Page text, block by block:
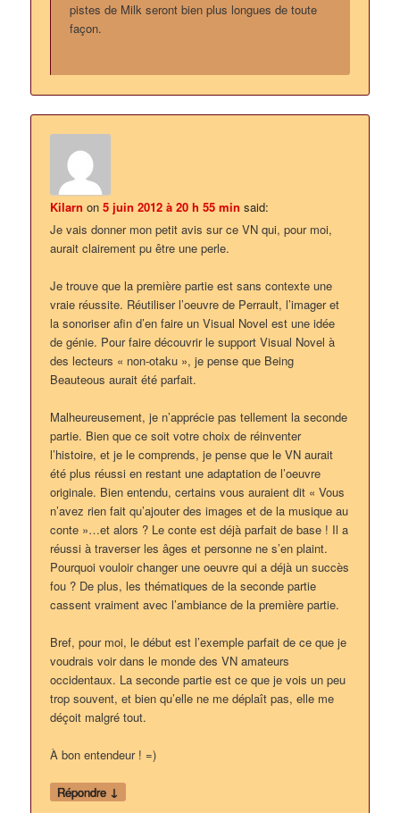
pistes de Milk seront bien plus longues de toute
façon.
Kilarn on5 juin 2012 à 20 h 55 min said:
Je vais donner mon petit avis sur ce VN qui, pour moi,
aurait clairement pu être une perle.
Je trouve que la première partie est sans contexte une
vraie réussite. Réutiliser l’oeuvre de Perrault, l’imager et
la sonoriser afin d’en faire un Visual Novel est une idée
de génie. Pour faire découvrir le support Visual Novel à
des lecteurs « non-otaku », je pense que Being
Beauteous aurait été parfait.
Malheureusement, je n’apprécie pas tellement la seconde
partie. Bien que ce soit votre choix de réinventer
l’histoire, et je le comprends, je pense que le VN aurait
été plus réussi en restant une adaptation de l’oeuvre
originale. Bien entendu, certains vous auraient dit « Vous
n’avez rien fait qu’ajouter des images et de la musique au
conte »…et alors ? Le conte est déjà parfait de base ! Il a
réussi à traverser les âges et personne ne s’en plaint.
Pourquoi vouloir changer une oeuvre qui a déjà un succès
fou ? De plus, les thématiques de la seconde partie
cassent vraiment avec l’ambiance de la première partie.
Bref, pour moi, le début est l’exemple parfait de ce que je
voudrais voir dans le monde des VN amateurs
occidentaux. La seconde partie est ce que je vois un peu
trop souvent, et bien qu’elle ne me déplaît pas, elle me
déçoit malgré tout.
À bon entendeur ! =)
Répondre ↓